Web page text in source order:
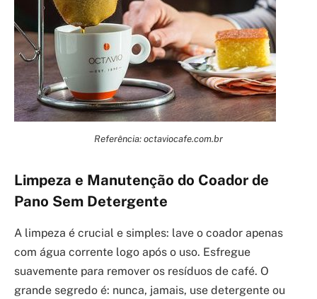
Referência: octaviocafe.com.br
Limpeza e Manutenção do Coador de
Pano Sem Detergente
A limpeza é crucial e simples: lave o coador apenas
com água corrente logo após o uso. Esfregue
suavemente para remover os resíduos de café. O
grande segredo é: nunca, jamais, use detergente ou